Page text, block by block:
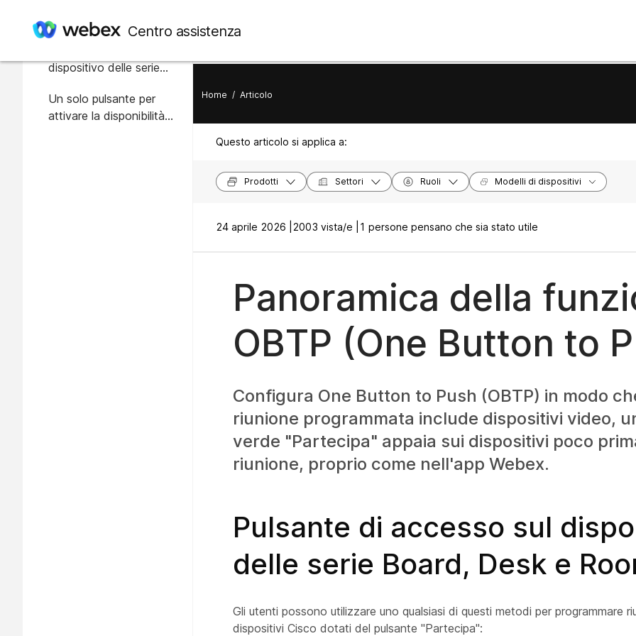
Centro assistenza
In questo articolo
dispositivo delle serie
Un solo pulsante per
attivare la disponibilità
Home / Articolo
Questo articolo si applica a:
Prodotti Settori Ruoli Modelli di dispositivi
24 aprile 2026 | 2003 vista/e | 1 persone pensano che sia stato utile
Panoramica della
OBTP (One Button to
Configura One Button to Push (OBTP) in modo
riunione programmata include dispositivi video,
verde "Partecipa" appaia sui dispositivi poco
riunione, proprio come nell'app Webex.
Pulsante di accesso sul
delle serie Board, Desk e
Gli utenti possono utilizzare uno qualsiasi di questi metodi per programmare
dispositivi Cisco dotati del pulsante "Partecipa":